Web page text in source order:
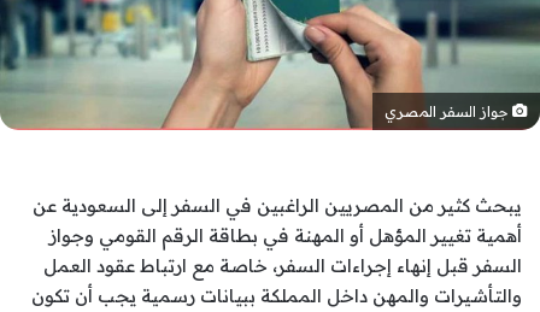
جواز السفر المصري
يبحث كثير من المصريين الراغبين في السفر إلى السعودية عن
أهمية تغيير المؤهل أو المهنة في بطاقة الرقم القومي وجواز
السفر قبل إنهاء إجراءات السفر، خاصة مع ارتباط عقود العمل
والتأشيرات والمهن داخل المملكة ببيانات رسمية يجب أن تكون